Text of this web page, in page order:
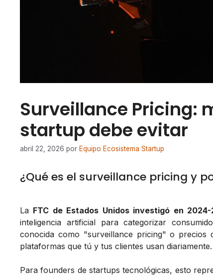
Surveillance Pricing:
startup debe evitar
abril 22, 2026 por Equipo Ecosistema Startup
¿Qué es el surveillance pricing y
La FTC de Estados Unidos investigó en
inteligencia artificial para categorizar
conocida como "surveillance pricing" o
plataformas que tú y tus clientes usan diariamente.
Para founders de startups tecnológicas, esto